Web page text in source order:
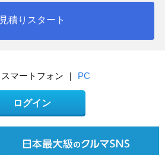
見積りスタート
スマートフォン | PC
ログイン